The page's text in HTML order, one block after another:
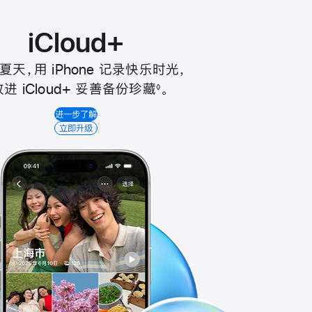
iCloud+
天，用 iPhone 记录快乐时光，
进 iCloud+ 妥善备份珍藏◊ 。
进一步了解
立即升级